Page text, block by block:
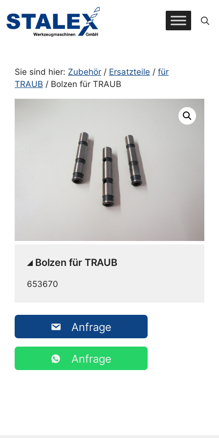
Inhalt
springen
Sie sind hier: Zubehör / Ersatzteile / für
TRAUB / Bolzen für TRAUB
Bolzen für TRAUB
653670
Anfrage
Anfrage